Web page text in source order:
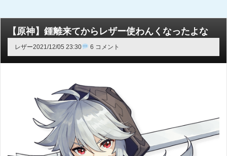
【原神】鍾離来てからレザー使わんくなったよな
レザー2021/12/05 23:30 6 コメント